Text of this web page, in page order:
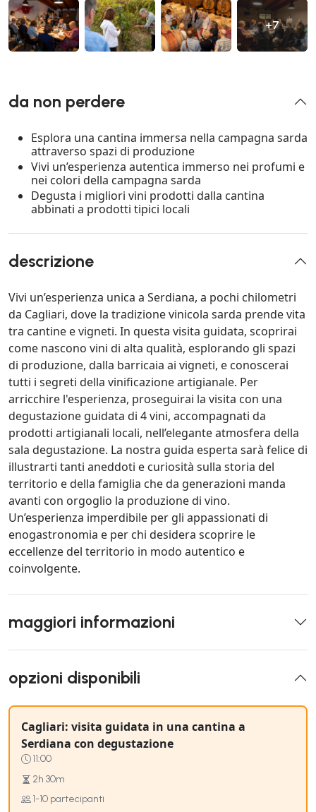
+7
da non perdere
Esplora una cantina immersa nella campagna sarda
attraverso spazi di produzione
Vivi un’esperienza autentica immerso nei profumi e
nei colori della campagna sarda
Degusta i migliori vini prodotti dalla cantina
abbinati a prodotti tipici locali
descrizione
Vivi un’esperienza unica a Serdiana, a pochi chilometri
da Cagliari, dove la tradizione vinicola sarda prende vita
tra cantine e vigneti. In questa visita guidata, scoprirai
come nascono vini di alta qualità, esplorando gli spazi
di produzione, dalla barricaia ai vigneti, e conoscerai
tutti i segreti della vinificazione artigianale. Per
arricchire l'esperienza, proseguirai la visita con una
degustazione guidata di 4 vini, accompagnati da
prodotti artigianali locali, nell’elegante atmosfera della
sala degustazione. La nostra guida esperta sarà felice di
illustrarti tanti aneddoti e curiosità sulla storia del
territorio e della famiglia che da generazioni manda
avanti con orgoglio la produzione di vino.
Un’esperienza imperdibile per gli appassionati di
enogastronomia e per chi desidera scoprire le
eccellenze del territorio in modo autentico e
coinvolgente.
maggiori informazioni
opzioni disponibili
Cagliari: visita guidata in una cantina a
Serdiana con degustazione
11:00
2h 30m
1-10 partecipanti